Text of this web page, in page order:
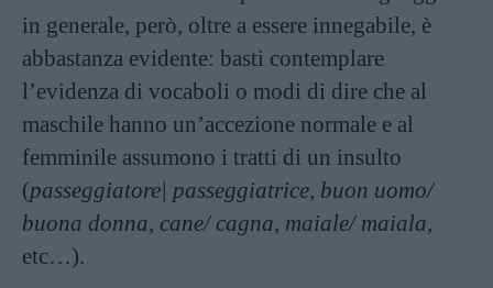
in generale, però, oltre a essere innegabile, è
abbastanza evidente: basti contemplare
l’evidenza di vocaboli o modi di dire che al
maschile hanno un’accezione normale e al
femminile assumono i tratti di un insulto
(passeggiatore| passeggiatrice, buon uomo/
buona donna, cane/ cagna, maiale/ maiala,
etc…).